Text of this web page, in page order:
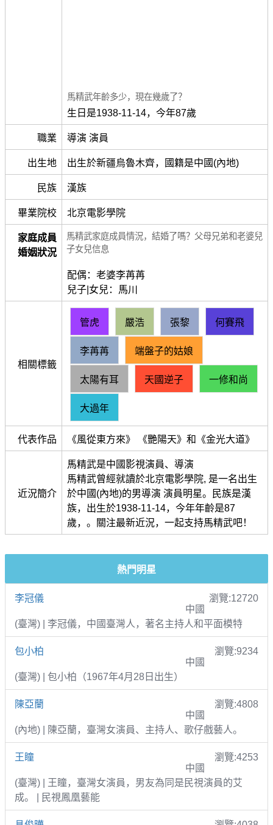
馬精武年齡多少，現在幾歲了？
生日是1938-11-14，今年87歲
職業 導演 演員
出生地 出生於新疆烏魯木齊，國籍是中國(內地)
民族 漢族
畢業院校 北京電影學院
家庭成員
婚姻狀況
馬精武家庭成員情況，結婚了嗎？父母兄弟和老婆兒
子女兒信息
配偶：老婆李苒苒
兒子|女兒：馬川
相關標籤
管虎 嚴浩 張黎 何賽飛
李苒苒 端盤子的姑娘
太陽有耳 天國逆子 一修和尚
大過年
代表作品 《風從東方來》 《艷陽天》和《金光大道》
近況簡介
馬精武是中國影視演員、導演
馬精武曾經就讀於北京電影學院, 是一名出生
於中國(內地)的男導演 演員明星。民族是漢
族，出生於1938-11-14，今年年齡是87
歲，。關注最新近況，一起支持馬精武吧！
熱門明星
李冠儀
瀏覽:12720
中國
(臺灣) | 李冠儀，中國臺灣人，著名主持人和平面模特
包小柏
瀏覽:9234
中國
(臺灣) | 包小柏（1967年4月28日出生）
陳亞蘭
瀏覽:4808
中國
(內地) | 陳亞蘭，臺灣女演員、主持人、歌仔戲藝人。
王瞳
瀏覽:4253
中國
(臺灣) | 王瞳，臺灣女演員，男友為同是民視演員的艾
成。 | 民視鳳凰藝能